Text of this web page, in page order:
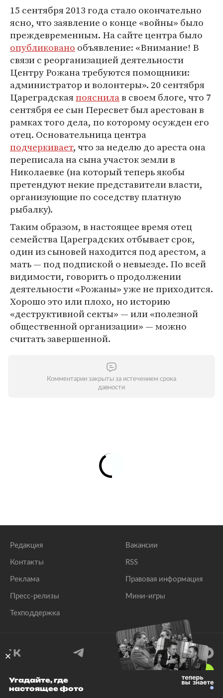
15 сентября 2013 года стало окончательно
ясно, что заявление о конце «войны» было
преждевременным. На сайте центра было
опубликовано объявление: «Внимание! В
связи с реорганизацией деятельности
Центру Рожана требуются помощники:
администратор и волонтеры». 20 сентября
Цареградскаяпояснилав своем блоге, что 7
сентября ее сын Пересвет был арестован в
рамках того дела, по которому осужден его
отец. Основательница центра
подчеркивает, что за неделю до ареста она
переписала на сына участок земли в
Николаевке (на который теперь якобы
претендуют некие представители власти,
организующие по соседству платную
рыбалку).
Таким образом, в настоящее время отец
семейства Цареградских отбывает срок,
один из сыновей находится под арестом, а
мать — под подпиской о невыезде. По всей
видимости, говорить о продолжении
деятельности «Рожаны» уже не приходится.
Хорошо это или плохо, но историю
«деструктивной секты» — или «полезной
общественной организации» — можно
считать завершенной.
Комментарии закрыты за истечением срока
давности
Редакция
Контакты
Реклама
Пресс-релизы
Техподдержка
Вакансии
RSS
Правовая информация
Мини-игры
© 1999–2026 Все права защищены.
Угадайте, где
настоящее фото